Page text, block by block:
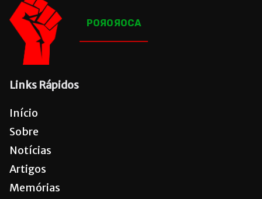
POЯOЯOCA
Links Rápidos
Início
Sobre
Notícias
Artigos
Memórias